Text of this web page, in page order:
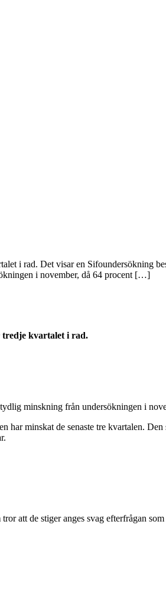
i rad. Det visar en Sifoundersökning
i november, då 64 procent […]
tredje kvartalet i rad.
minskning från undersökningen i
minskat de senaste tre kvartalen.
att de stiger anges svag efterfrågan